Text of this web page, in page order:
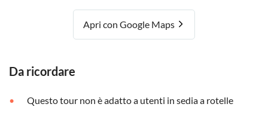
Apri con Google Maps
Da ricordare
Questo tour non è adatto a utenti in sedia a rotelle